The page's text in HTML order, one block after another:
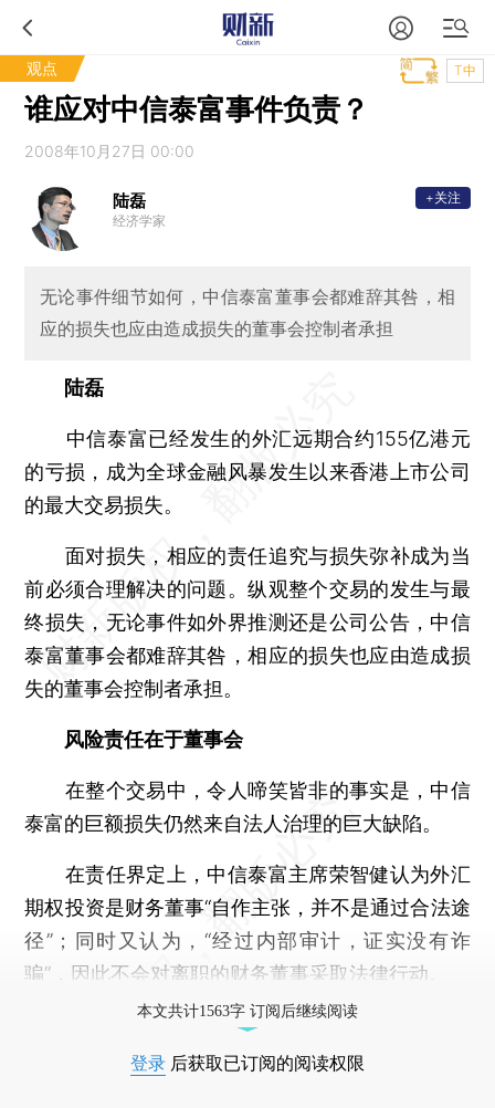
观点 T中
谁应对中信泰富事件负责？
2008年10月27日 00:00
陆磊
经济学家
+关注
无论事件细节如何，中信泰富董事会都难辞其咎，相
应的损失也应由造成损失的董事会控制者承担
陆磊
中信泰富已经发生的外汇远期合约155亿港元
的亏损，成为全球金融风暴发生以来香港上市公司
的最大交易损失。
面对损失，相应的责任追究与损失弥补成为当
前必须合理解决的问题。纵观整个交易的发生与最
终损失，无论事件如外界推测还是公司公告，中信
泰富董事会都难辞其咎，相应的损失也应由造成损
失的董事会控制者承担。
风险责任在于董事会
在整个交易中，令人啼笑皆非的事实是，中信
泰富的巨额损失仍然来自法人治理的巨大缺陷。
在责任界定上，中信泰富主席荣智健认为外汇
期权投资是财务董事“自作主张，并不是通过合法途
径”；同时又认为，“经过内部审计，证实没有诈
骗”，因此不会对离职的财务董事采取法律行动。
本文共计1563字 订阅后继续阅读
登录 后获取已订阅的阅读权限